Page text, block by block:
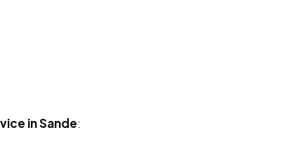
in Sande: